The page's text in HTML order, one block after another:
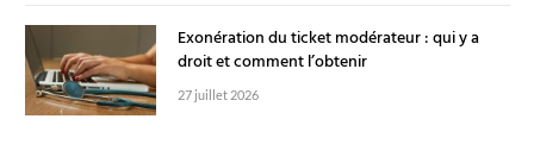
Exonération du ticket modérateur : qui y a
droit et comment l’obtenir
27 juillet 2026